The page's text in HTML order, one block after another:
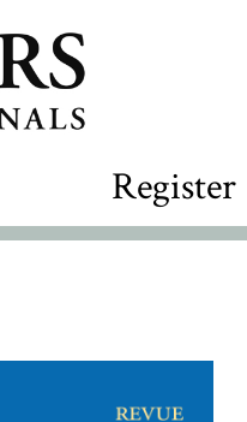
Register